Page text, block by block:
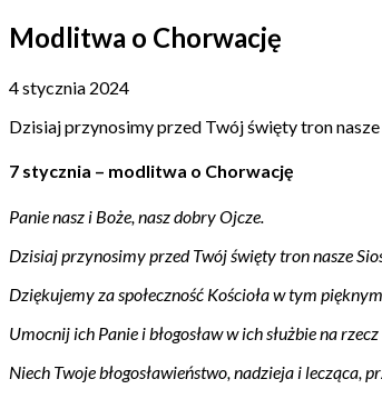
Modlitwa o Chorwację
4 stycznia 2024
Dzisiaj przynosimy przed Twój święty tron
7 stycznia – modlitwa o Chorwację
Panie nasz i Boże, nasz dobry Ojcze.
Dzisiaj przynosimy przed Twój święty tron nasze
Dziękujemy za społeczność Kościoła w tym
Umocnij ich Panie i błogosław w ich służbie na
Niech Twoje błogosławieństwo, nadzieja i lecząca,